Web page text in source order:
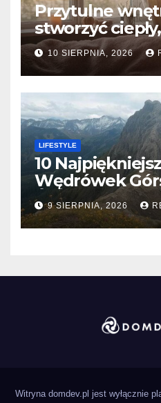
Przytulne
stworzyć
dom?
10 SIERPNIA, 2026
LIFESTYLE
10
Wędrówek
Świecie
9 SIERPNIA, 2026
Witryna domdev.pl jest wyłącznie